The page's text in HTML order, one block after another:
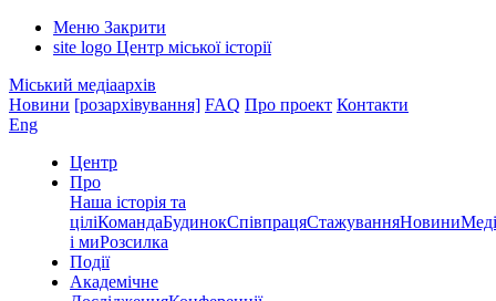
Меню Закрити
site logo Центр міської історії
Міський медіаархів
Новини [розархівування] FAQ Про проект Контакти
Eng
Центр
Про
Наша історія та
ціліКомандаБудинокСпівпрацяСтажуванняНовини
і миРозсилка
Події
Академічне